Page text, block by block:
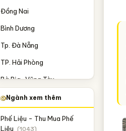
Đồng Nai
Bình Dương
Tp. Đà Nẵng
TP. Hải Phòng
Bà Rịa-Vũng Tàu
Bắc Ninh
Hưng Yên
Ngành xem thêm
Phế Liệu - Thu Mua Phế
Liệu (1043)